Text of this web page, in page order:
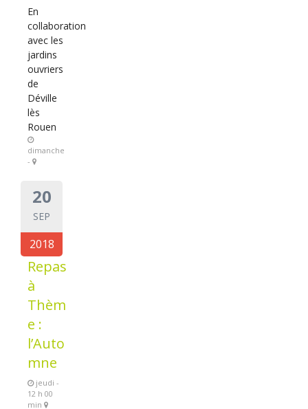
En
collaboration
avec les
jardins
ouvriers
de
Déville
lès
Rouen
dimanche
-
20
SEP
2018
Repas
à
Thèm
e :
l’Auto
mne
jeudi -
12 h 00
min